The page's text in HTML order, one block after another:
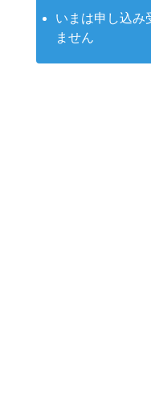
いまは申し込み
ません